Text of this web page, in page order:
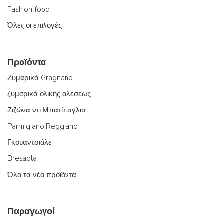
Fashion food
Όλες οι επιλογές
Προϊόντα
Ζυμαρικά Gragnano
ζυμαρικά ολικής αλέσεως
Ζιζώνα ντι Μπατίπαγλια
Parmigiano Reggiano
Γκουαντσιάλε
Bresaola
Όλα τα νέα προϊόντα
Παραγωγοί